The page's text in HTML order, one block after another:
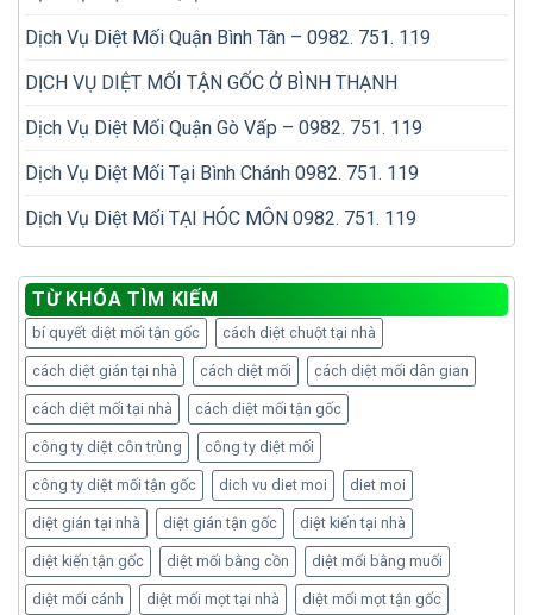
Dịch Vụ Diệt Mối Quận Bình Tân – 0982. 751. 119
DỊCH VỤ DIỆT MỐI TẬN GỐC Ở BÌNH THẠNH
Dịch Vụ Diệt Mối Quận Gò Vấp – 0982. 751. 119
Dịch Vụ Diệt Mối Tại Bình Chánh 0982. 751. 119
Dịch Vụ Diệt Mối TẠI HÓC MÔN 0982. 751. 119
TỪ KHÓA TÌM KIẾM
bí quyết diệt mối tận gốc cách diệt chuột tại nhà
cách diệt gián tại nhà cách diệt mối cách diệt mối dân gian
cách diệt mối tại nhà cách diệt mối tận gốc
công ty diệt côn trùng công ty diệt mối
công ty diệt mối tận gốc dich vu diet moi diet moi
diệt gián tại nhà diệt gián tận gốc diệt kiến tại nhà
diệt kiến tận gốc diệt mối bằng cồn diệt mối bằng muối
diệt mối cánh diệt mối mọt tại nhà diệt mối mọt tận gốc